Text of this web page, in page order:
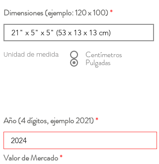
Dimensiones (ejemplo: 120 x 100)
Unidad de medida Centímetros
Pulgadas
Año (4 dígitos, ejemplo 2021)
Valor de Mercado